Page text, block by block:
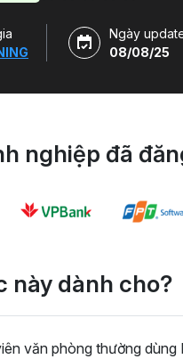
Ngày
08/08/25
nghiệp đã
này dành cho?
văn phòng thường